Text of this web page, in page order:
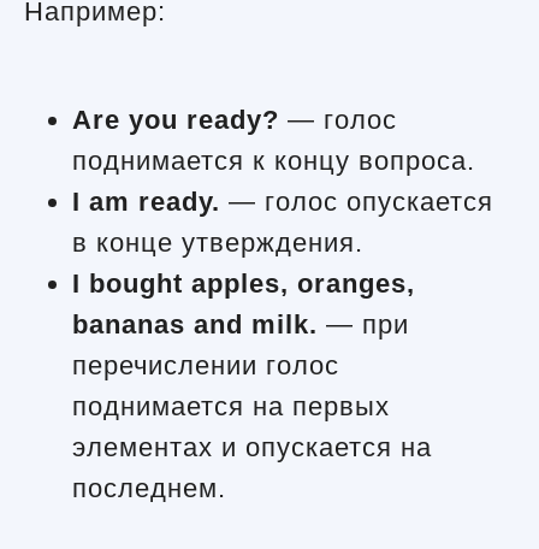
Например:
Are you ready? — голос
поднимается к концу вопроса.
I am ready. — голос опускается
в конце утверждения.
I bought apples, oranges,
bananas and milk. — при
перечислении голос
поднимается на первых
элементах и опускается на
последнем.